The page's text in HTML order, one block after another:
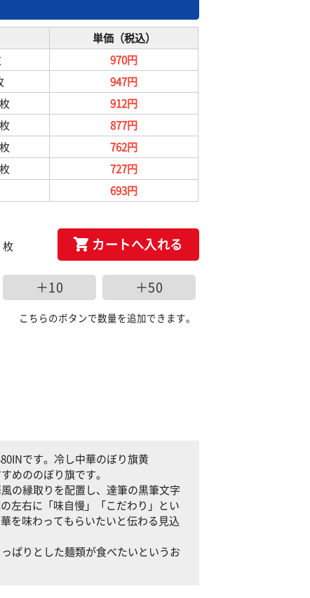
単価（税込）
970円
947円
912円
877円
762円
727円
693円
枚 カートへ入れる
＋10 ＋50
こちらのボタンで数量を追加できます。
です。冷し中華のぼり旗黄
めののぼり旗です。
の縁取りを配置し、達筆の黒筆文字
左右に「味自慢」「こだわり」とい
を味わってもらいたいと伝わる見込
ぱりとした麺類が食べたいというお